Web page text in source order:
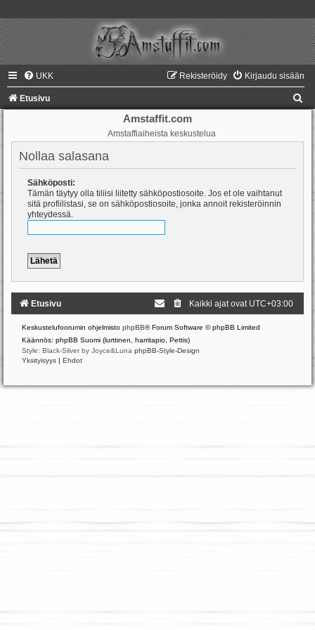
UKK Kirjaudu sisään
Rekisteröidy
Etusivu
Amstaffit.com
Amstaffiaiheista keskustelua
Nollaa salasana
Sähköposti:
Tämän täytyy olla tiliisi liitetty sähköpostiosoite. Jos et ole vaihtanut
sitä profiilistasi, se on sähköpostiosoite, jonka annoit rekisteröinnin
yhteydessä.
Etusivu Kaikki ajat ovat UTC+03:00
Keskustelufoorumin ohjelmisto phpBB® Forum Software © phpBB Limited
Käännös: phpBB Suomi (lurttinen, harritapio, Pettis)
Style: Black-Silver by Joyce&Luna phpBB-Style-Design
Yksityisyys | Ehdot